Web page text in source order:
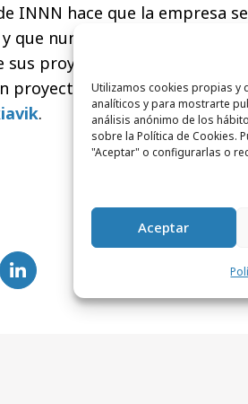
Utilizamos cookies propias y
analíticos y para mostrarte
análisis anónimo de los
sobre la Política de Cookies.
"Aceptar" o configurarlas o
Aceptar
INNN hace que la empresa
que nunca planteen la
sus proyectos. De hecho, hace
proyecto en Islandia para
.